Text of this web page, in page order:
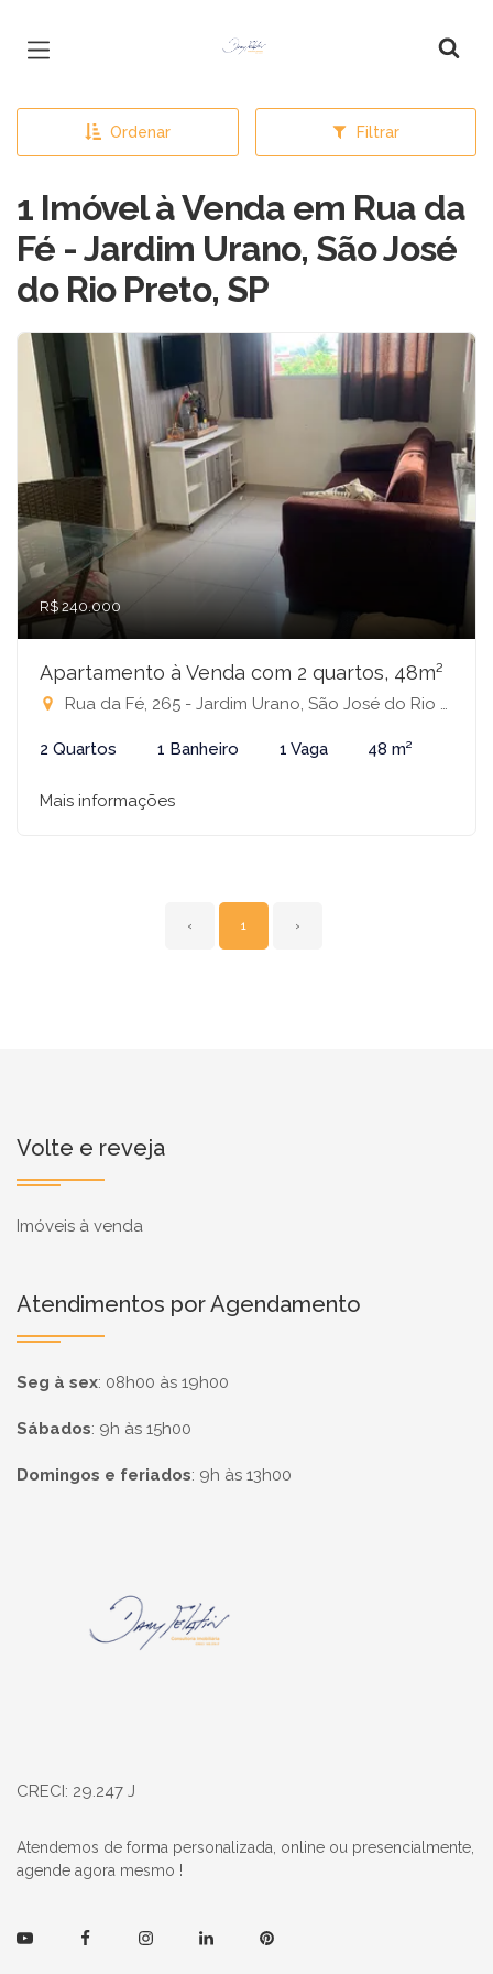
Página inicial
Ordenar Filtrar
1 Imóvel à Venda em Rua da
Fé - Jardim Urano, São José
do Rio Preto, SP
R$ 240.000
Apartamento à Venda com 2 quartos, 48m²
Rua da Fé, 265 - Jardim Urano, São José do Rio Preto-SP
2 Quartos 1 Banheiro 1 Vaga 48 m²
Mais informações
‹ 1 ›
Volte e reveja
Imóveis à venda
Atendimentos por Agendamento
Seg à sex: 08h00 às 19h00
Sábados: 9h às 15h00
Domingos e feriados: 9h às 13h00
CRECI: 29.247 J
Atendemos de forma personalizada, online ou presencialmente,
agende agora mesmo !
YoutubeFacebookInstagramLinkedinPinterest